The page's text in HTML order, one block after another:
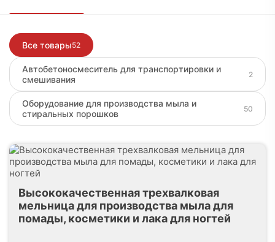
Все товары52
Автобетоносмеситель для транспортировки и
смешивания
2
Оборудование для производства мыла и
стиральных порошков
50
Высококачественная трехвалковая
мельница для производства мыла для
помады, косметики и лака для ногтей